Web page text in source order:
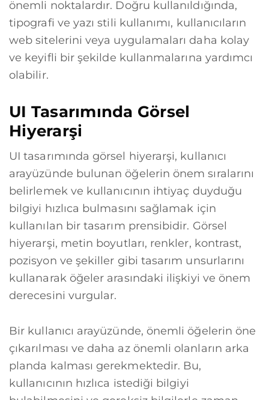
önemli noktalardır. Doğru kullanıldığında,
tipografi ve yazı stili kullanımı, kullanıcıların
web sitelerini veya uygulamaları daha kolay
ve keyifli bir şekilde kullanmalarına yardımcı
olabilir.
UI Tasarımında Görsel
Hiyerarşi
UI tasarımında görsel hiyerarşi, kullanıcı
arayüzünde bulunan öğelerin önem sıralarını
belirlemek ve kullanıcının ihtiyaç duyduğu
bilgiyi hızlıca bulmasını sağlamak için
kullanılan bir tasarım prensibidir. Görsel
hiyerarşi, metin boyutları, renkler, kontrast,
pozisyon ve şekiller gibi tasarım unsurlarını
kullanarak öğeler arasındaki ilişkiyi ve önem
derecesini vurgular.
Bir kullanıcı arayüzünde, önemli öğelerin öne
çıkarılması ve daha az önemli olanların arka
planda kalması gerekmektedir. Bu,
kullanıcının hızlıca istediği bilgiyi